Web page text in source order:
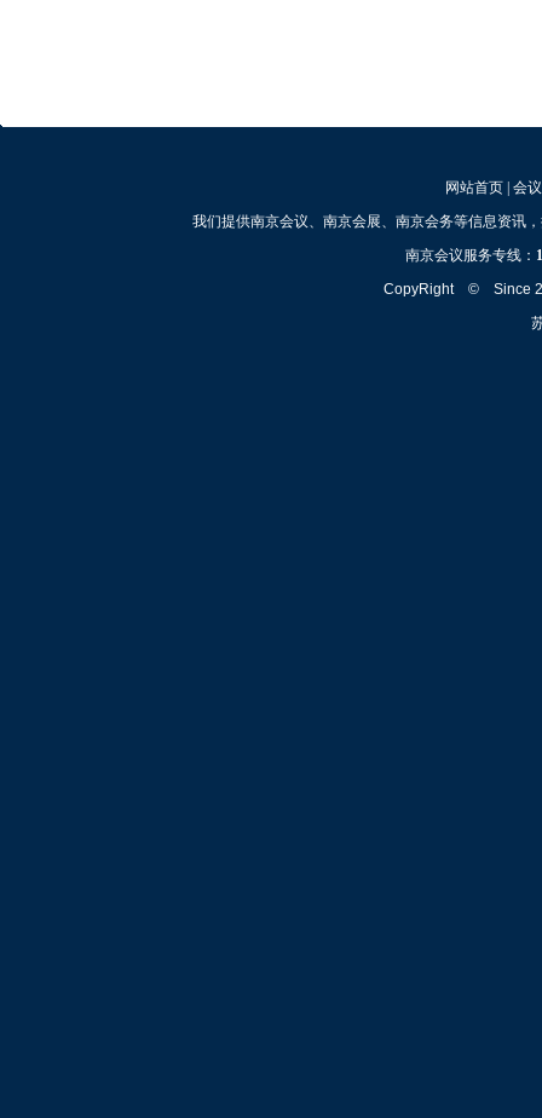
网站首页| 会
我们提供南京会议、南京会展、南京会务等信息资讯
南京会议服务专线：
CopyRight © Since